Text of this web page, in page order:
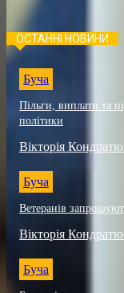
ОСТАННІ НОВИНИ
Буча
Пільги, виплати та
політики
Вікторія
Буча
Ветеранів
Вікторія
Буча